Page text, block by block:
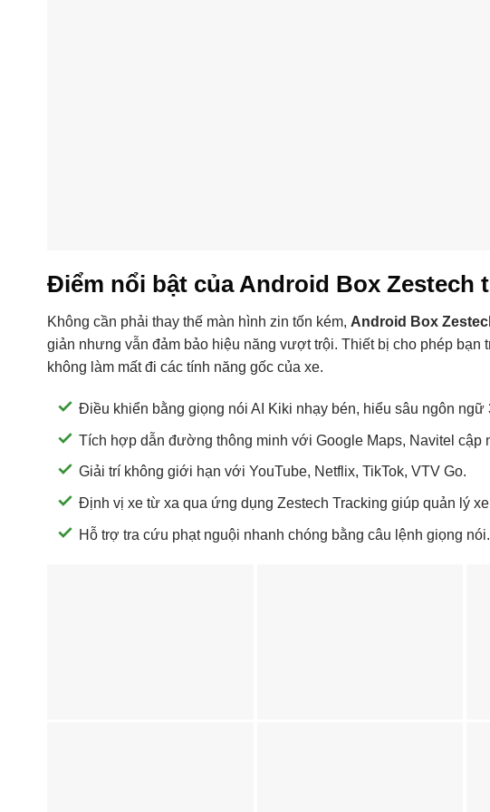
Điểm nổi bật của Android Box Zestech
Không cần phải thay thế màn hình zin tốn kém, Android Box
giản nhưng vẫn đảm bảo hiệu năng vượt trội. Thiết bị cho phép
không làm mất đi các tính năng gốc của xe.
Điều khiển bằng giọng nói AI Kiki nhạy bén, hiểu sâu ngôn ngữ
Tích hợp dẫn đường thông minh với Google Maps, Navitel cập
Giải trí không giới hạn với YouTube, Netflix, TikTok, VTV Go.
Định vị xe từ xa qua ứng dụng Zestech Tracking giúp quản lý
Hỗ trợ tra cứu phạt nguội nhanh chóng bằng câu lệnh giọng nói.